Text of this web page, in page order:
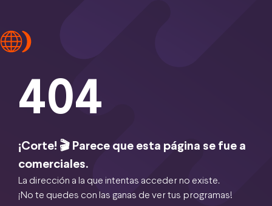
404
¡Corte! 🎬 Parece que esta página se fue a
comerciales.
La dirección a la que intentas acceder no existe.
¡No te quedes con las ganas de ver tus programas!